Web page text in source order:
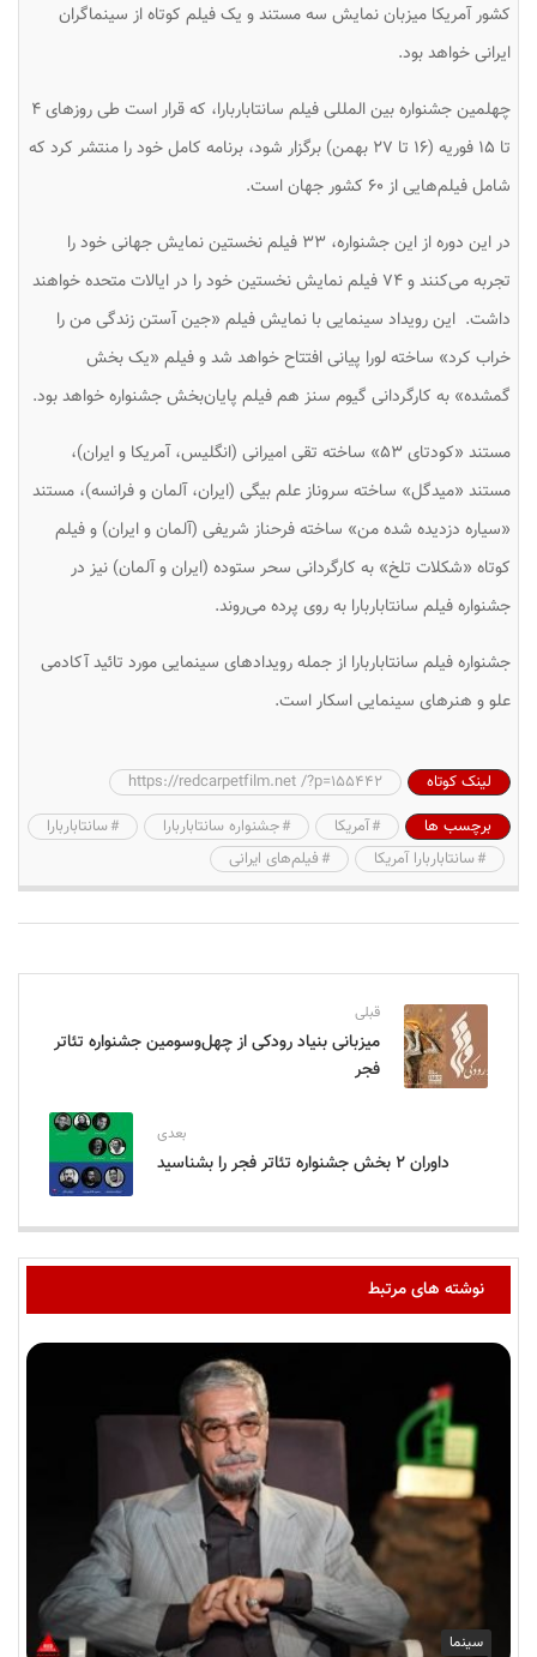
کشور آمریکا میزبان نمایش سه مستند و یک فیلم کوتاه از سینماگران
ایرانی خواهد بود.
چهلمین جشنواره بین المللی فیلم سانتاباربارا، که قرار است طی روزهای ۴
تا ۱۵ فوریه (۱۶ تا ۲۷ بهمن) برگزار شود، برنامه کامل خود را منتشر کرد که
شامل فیلم‌هایی از ۶۰ کشور جهان است.
در این دوره از این جشنواره، ۳۳ فیلم نخستین نمایش جهانی خود را
تجربه می‌کنند و ۷۴ فیلم نمایش نخستین خود را در ایالات متحده خواهند
داشت. این رویداد سینمایی با نمایش فیلم «جین آستن زندگی من را
خراب کرد» ساخته لورا پیانی افتتاح خواهد شد و فیلم «یک بخش
گمشده» به کارگردانی گیوم سنز هم فیلم پایان‌بخش جشنواره خواهد بود.
مستند «کودتای ۵۳» ساخته تقی امیرانی (انگلیس، آمریکا و ایران)،
مستند «میدگل» ساخته سروناز علم بیگی (ایران، آلمان و فرانسه)، مستند
«سیاره دزدیده شده من» ساخته فرحناز شریفی (آلمان و ایران) و فیلم
کوتاه «شکلات تلخ» به کارگردانی سحر ستوده (ایران و آلمان) نیز در
جشنواره فیلم سانتاباربارا به روی پرده می‌روند.
جشنواره فیلم سانتاباربارا از جمله رویدادهای سینمایی مورد تائید آکادمی
علو و هنرهای سینمایی اسکار است.
لینک کوتاه
https://redcarpetfilm.net /?p=155442
برچسب ها
آمریکا جشنواره سانتاباربارا
سانتاباربارا
سانتاباربارا آمریکا
فیلم‌های ایرانی
قبلی
میزبانی بنیاد رودکی از چهل‌وسومین جشنواره تئاتر
فجر
بعدی
داوران ۲ بخش جشنواره تئاتر فجر را بشناسید
نوشته های مرتبط
سینما